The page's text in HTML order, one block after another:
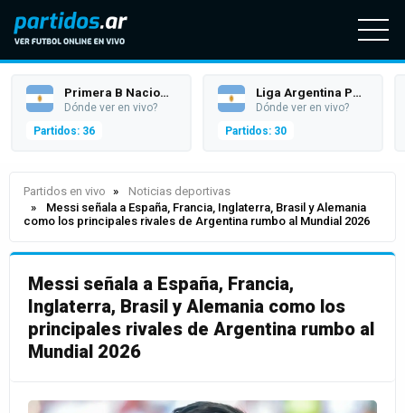
Primera B Nacional
Dónde ver en vivo?
Partidos: 36
Liga Argentina Profesional (Superliga)
Dónde ver en vivo?
Partidos: 30
Partidos en vivo
Noticias deportivas
Messi señala a España, Francia, Inglaterra, Brasil y Alemania
como los principales rivales de Argentina rumbo al Mundial 2026
Messi señala a España, Francia,
Inglaterra, Brasil y Alemania como los
principales rivales de Argentina rumbo al
Mundial 2026